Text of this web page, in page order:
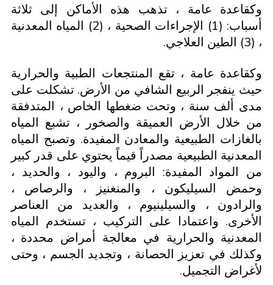
وكقاعدة عامة ، تذهب هذه الأماكن إلى ثلاثة
أسباب: (1) الإجراءات الصحية ، (2) المياه المعدنية
، (3) الطين العلاجي.
وكقاعدة عامة ، تقع المنتجعات الطبية والحرارية
حيث ينفجر الربيع الشافي من الأرض. تشكلت على
مدى ألف سنة ، وتحت ضغطها الخاص ، المتدفقة
من خلال الأرض العميقة والصخور ، تشبع المياه
بالغازات الطبيعية والمعادن المفيدة. وتصبح المياه
المعدنية الطبيعية مصدراً قيماً يحتوي على قدر كبير
من المواد المفيدة: البروم ، واليود ، والحديد ،
وحمض السيليكون ، والمنغنيز ، والرصاص ،
والرادون ، والسيلينيوم ، والعديد من العناصر
الأخرى. واعتمادا على التركيب ، تستخدم المياه
المعدنية والحرارية في معالجة أمراض محددة ،
وكذلك في تعزيز الحصانة ، وتجديد الجسم ، وحتى
لأغراض التجميل.